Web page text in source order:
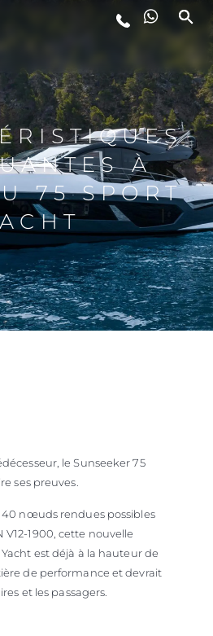
DE VIE
ÉQUIPE
HÉRITAGE
À
75 SPORT
le Sunseeker 75
ses preuves.
40 nœuds rendues possibles
V12-1900, cette nouvelle
est déjà à la hauteur de
de performance et devrait
et les passagers.